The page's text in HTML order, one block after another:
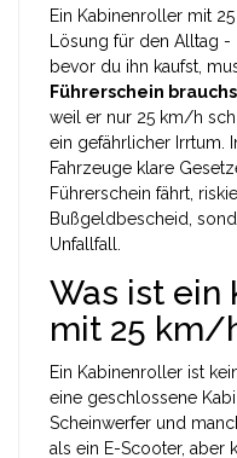
Ein Kabinenroller mit
Lösung für den Alltag
bevor du ihn kaufst,
Führerschein
weil er nur 25 km/h
ein gefährlicher Irrtum.
Fahrzeuge klare
Führerschein fährt,
Bußgeldbescheid,
Unfallfall.
Was ist ein
mit 25 km/
Ein Kabinenroller ist
eine geschlossene
Scheinwerfer und
als ein E-Scooter, aber